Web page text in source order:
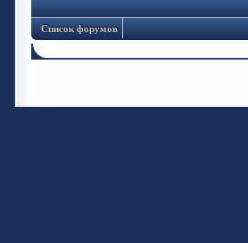
Список форумов